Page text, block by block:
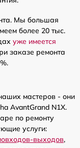
Мы большая
более 20 тыс.
уже имеется
заказе ремонта
мастеров - они
AvantGrand N1X.
по ремонту
услуги:
выходов,